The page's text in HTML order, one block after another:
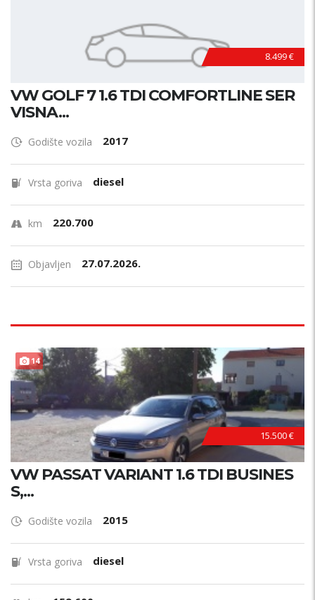
8.499 €
VW GOLF 7 1.6 TDI COMFORTLINE SER
VISNA...
Godište vozila 2017
Vrsta goriva diesel
km 220.700
Objavljen 27.07.2026.
14
15.500 €
VW PASSAT VARIANT 1.6 TDI BUSINES
S,...
Godište vozila 2015
Vrsta goriva diesel